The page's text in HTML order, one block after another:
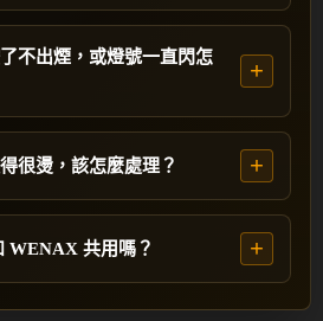
不出煙，或燈號一直閃怎
很燙，該怎麼處理？
WENAX 共用嗎？